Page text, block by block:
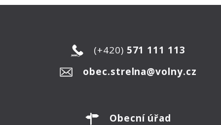
(+420) 571 111 113
obec.strelna@volny.cz
Obecní úřad